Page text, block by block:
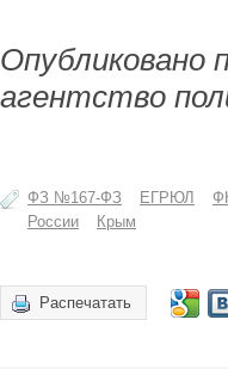
Опубликовано
агентство
ФЗ №167-ФЗ ЕГРЮЛ
России
Крым
Распечатать